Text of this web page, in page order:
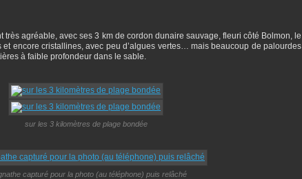
très agréable, avec ses 3 km de cordon dunaire sauvage, fleuri côté Bolmon, le
et encore cristallines, avec peu d’algues vertes… mais beaucoup de palourdes
à faible profondeur dans le sable.
sur les 3 kilomètres de plage bondée
capturé pour la photo (au téléphone) puis relâché